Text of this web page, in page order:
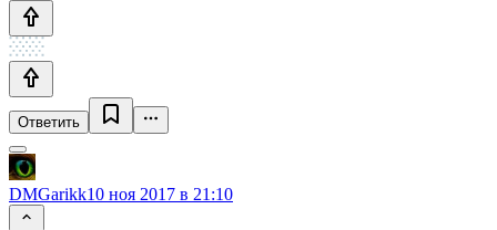
Ответить
DMGarikk10 ноя 2017 в 21:10